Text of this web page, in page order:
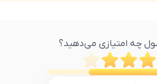
چه امتیازی می‌دهید؟